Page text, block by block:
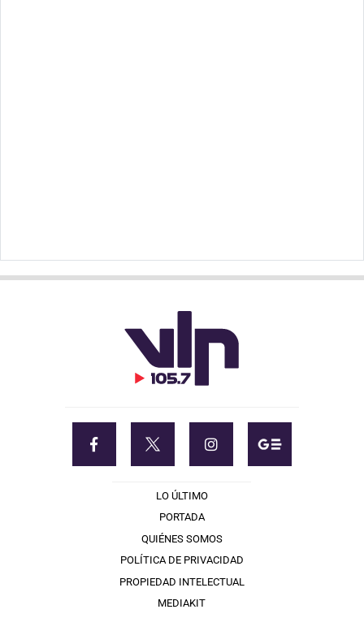
LO ÚLTIMO
PORTADA
QUIÉNES SOMOS
POLÍTICA DE PRIVACIDAD
PROPIEDAD INTELECTUAL
MEDIAKIT